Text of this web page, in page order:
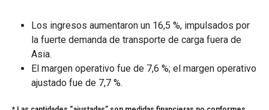
Los ingresos aumentaron un 16,5 %, impulsados por
la fuerte demanda de transporte de carga fuera de
Asia.
El margen operativo fue de 7,6 %; el margen operativo
ajustado fue de 7,7 %.